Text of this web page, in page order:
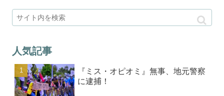
人気記事
『ミス・オピオミ』無事、地元警察
に逮捕！